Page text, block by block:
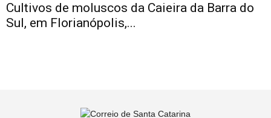
Cultivos de moluscos da Caieira da Barra do
Sul, em Florianópolis,...